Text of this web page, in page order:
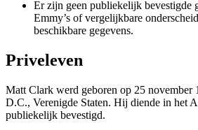
Er zijn geen publiekelijk bevestigde
Emmy’s of vergelijkbare
beschikbare gegevens.
Priveleven
Matt Clark werd geboren op 25 november
D.C., Verenigde Staten. Hij diende in het
publiekelijk bevestigd.